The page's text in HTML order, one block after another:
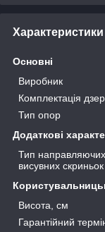
Характеристики
Основні
Виробник
Комплектація
Тип опор
Додаткові
Тип
висувних скриньок
Висота, см
Гарантійний